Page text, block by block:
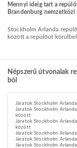
Mennyi ideig tart a
Brandenburg
Stockholm Arlanda repülőtér és Berlin Brandenburg nemzetközi repülőtér
között a repülőút
Népszerű útvonalak
ból
Járatok Stockholm
Járatok Stockholm
között
Járatok Stockholm
között
Járatok Stockholm
Járatok Stockholm
Járatok Stockholm